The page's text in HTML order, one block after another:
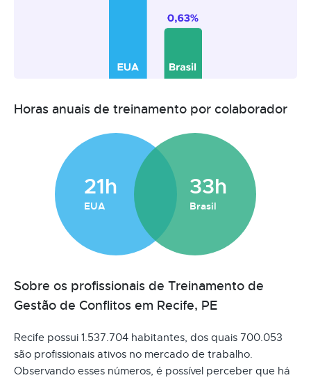
Horas anuais de treinamento por colaborador
21h
EUA
33h
Brasil
Sobre os profissionais de Treinamento de
Gestão de Conflitos em Recife, PE
Recife possui 1.537.704 habitantes, dos quais 700.053
são profissionais ativos no mercado de trabalho.
Observando esses números, é possível perceber que há